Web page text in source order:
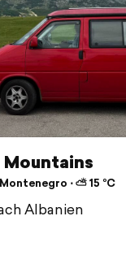
⋅ ⛅ 15 °C
Albanien